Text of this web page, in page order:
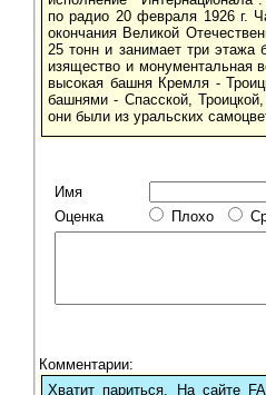
по радио 20 февраля 1926 г.
окончания Великой
25 тонн и занимает три
изящество и монументальная
высокая башня Кремля -
башнями - Спасской,
они были из уральских
Имя
Оценка
Плохо
Комментарии:
Хватит париться. На сайте